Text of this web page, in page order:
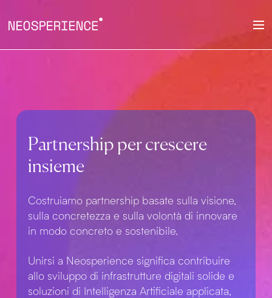
Partnership per crescere
insieme
Costruiamo partnership basate sulla visione,
sulla concretezza e sulla volontà di innovare
in modo concreto e sostenibile.
Unirsi a Neosperience significa contribuire
allo sviluppo di infrastrutture digitali solide e
soluzioni di Intelligenza Artificiale applicata,